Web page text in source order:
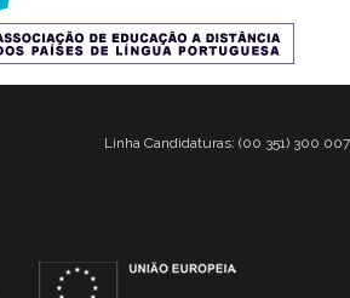
Linha Candidaturas: (00 351) 300